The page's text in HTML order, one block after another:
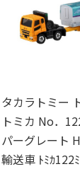
タカラトミー
トミカ No．
パーグレート
輸送車 ﾄﾐｶ122